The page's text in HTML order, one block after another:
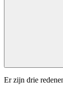
Er zijn drie